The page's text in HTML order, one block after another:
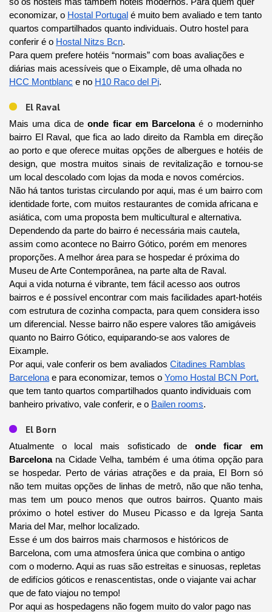
economizar, o Hostal Portugal é muito bem avaliado e tem tanto
quartos compartilhados quanto individuais. Outro hostel para
conferir é o Hostal Nitzs Bcn.
Para quem prefere hotéis “normais” com boas avaliações e
diárias mais acessíveis que o Eixample, dê uma olhada no
HCC Montblanc e no H10 Raco del Pi.
El Raval
Mais uma dica deonde ficar em Barcelonaé o moderninho
bairro El Raval, que fica ao lado direito da Rambla em direção
ao porto e que oferece muitas opções de albergues e hotéis de
design, que mostra muitos sinais de revitalização e tornou-se
um local descolado com lojas da moda e novos comércios.
Não há tantos turistas circulando por aqui, mas é um bairro com
identidade forte, com muitos restaurantes de comida africana e
asiática, com uma proposta bem multicultural e alternativa.
Dependendo da parte do bairro é necessária mais cautela,
assim como acontece no Bairro Gótico, porém em menores
proporções. A melhor área para se hospedar é próxima do
Museu de Arte Contemporânea, na parte alta de Raval.
Aqui a vida noturna é vibrante, tem fácil acesso aos outros
bairros e é possível encontrar com mais facilidades apart-hotéis
com estrutura de cozinha compacta, para quem considera isso
um diferencial. Nesse bairro não espere valores tão amigáveis
quanto no Bairro Gótico, equiparando-se aos valores de
Eixample.
Por aqui, vale conferir os bem avaliados Citadines Ramblas
Barcelona e para economizar, temos o Yomo Hostal BCN Port,
que tem tanto quartos compartilhados quanto individuais com
banheiro privativo, vale conferir, e o Bailen rooms.
El Born
Atualmente o local mais sofisticado de onde ficar em
Barcelona na Cidade Velha, também é uma ótima opção para
se hospedar. Perto de várias atrações e da praia, El Born só
não tem muitas opções de linhas de metrô, não que não tenha,
mas tem um pouco menos que outros bairros. Quanto mais
próximo o hotel estiver do Museu Picasso e da Igreja Santa
Maria del Mar, melhor localizado.
Esse é um dos bairros mais charmosos e históricos de
Barcelona, com uma atmosfera única que combina o antigo
com o moderno. Aqui as ruas são estreitas e sinuosas, repletas
de edifícios góticos e renascentistas, onde o viajante vai achar
que de fato viajou no tempo!
Por aqui as hospedagens não fogem muito do valor pago nas